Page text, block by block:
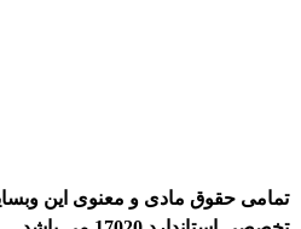
تمامی حقوق مادی و معنوی این